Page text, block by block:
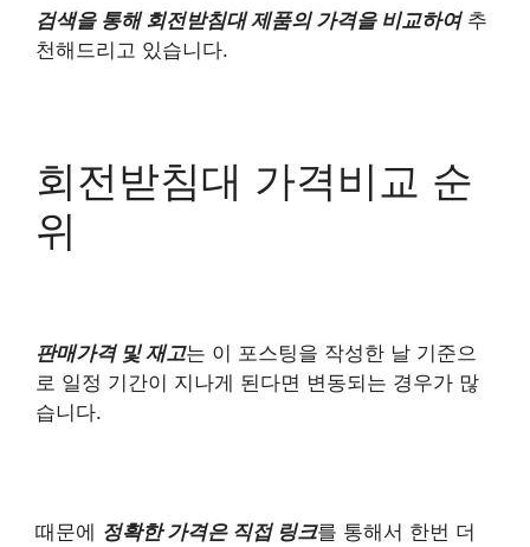
검색을 통해 회전받침대 제품의 가격을 비교하여추
천해드리고 있습니다.
회전받침대 가격비교 순
위
판매가격 및 재고는 이 포스팅을 작성한 날 기준으
로 일정 기간이 지나게 된다면 변동되는 경우가 많
습니다.
때문에 정확한 가격은 직접 링크를 통해서 한번 더